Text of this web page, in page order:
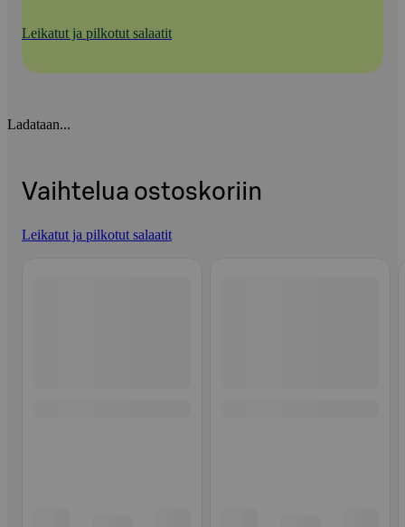
Leikatut ja pilkotut salaatit
Ladataan...
Vaihtelua ostoskoriin
Leikatut ja pilkotut salaatit